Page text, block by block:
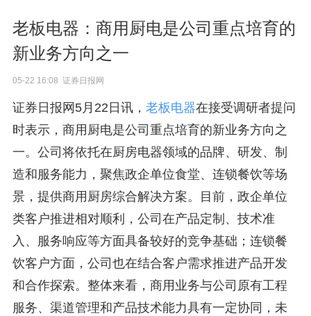
老板电器：商用厨电是公司重点培育的
新业务方向之一
05-22 16:08 证券日报网
证券日报网5月22日讯， 老板电器在接受调研者提问
时表示，商用厨电是公司重点培育的新业务方向之
一。公司将依托在厨房电器领域的品牌、研发、制
造和服务能力，聚焦政企单位食堂、连锁餐饮等场
景，提供商用厨房综合解决方案。目前，政企单位
类客户推进相对顺利，公司在产品定制、技术准
入、服务响应等方面具备较好的竞争基础；连锁餐
饮客户方面，公司也在结合客户需求推进产品开发
和合作探索。整体来看，商用业务与公司原有工程
服务、渠道管理和产品技术能力具有一定协同，未